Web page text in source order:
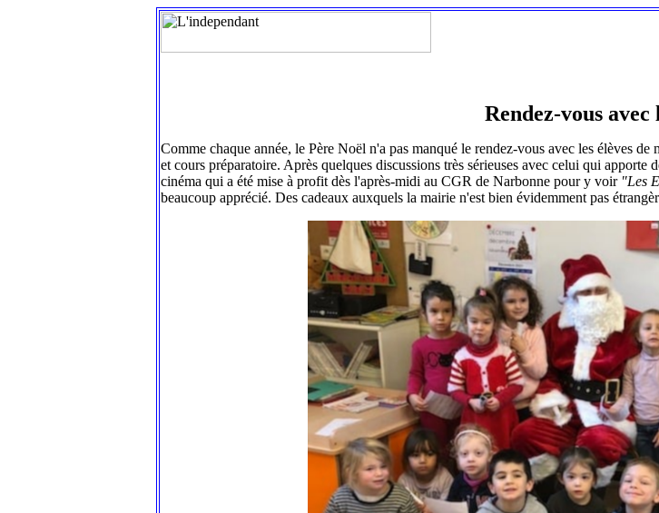
Rendez-vous avec
Comme chaque année, le Père Noël n'a pas manqué le rendez-vous avec les élèves
et cours préparatoire. Après quelques discussions très sérieuses avec celui qui apporte
cinéma qui a été mise à profit dès l'après-midi au CGR de Narbonne pour y voir "Les
beaucoup apprécié. Des cadeaux auxquels la mairie n'est bien évidemment pas